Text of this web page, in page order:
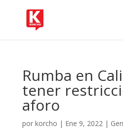
Rumba en
tener
aforo
por korcho | Ene 9, 2022|